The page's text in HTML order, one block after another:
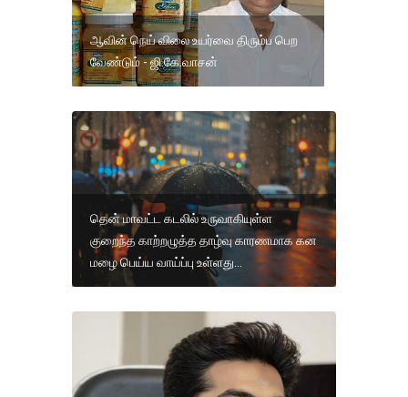
ஆவின் நெய் விலை உயர்வை திரும்ப பெற
வேண்டும் - ஜி.கே.வாசன்
தென் மாவட்ட கடலில் உருவாகியுள்ள
குறைந்த காற்றழுத்த தாழ்வு காரணமாக கன
மழை பெய்ய வாய்ப்பு உள்ளது...